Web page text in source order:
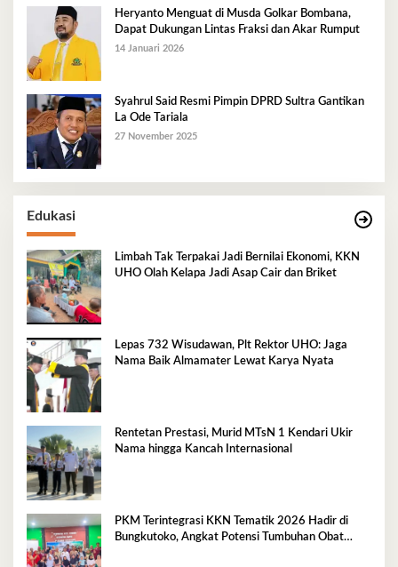
Heryanto Menguat di Musda Golkar Bombana,
Dapat Dukungan Lintas Fraksi dan Akar Rumput
14 Januari 2026
Syahrul Said Resmi Pimpin DPRD Sultra Gantikan
La Ode Tariala
27 November 2025
Edukasi
Limbah Tak Terpakai Jadi Bernilai Ekonomi, KKN
UHO Olah Kelapa Jadi Asap Cair dan Briket
Lepas 732 Wisudawan, Plt Rektor UHO: Jaga
Nama Baik Almamater Lewat Karya Nyata
Rentetan Prestasi, Murid MTsN 1 Kendari Ukir
Nama hingga Kancah Internasional
PKM Terintegrasi KKN Tematik 2026 Hadir di
Bungkutoko, Angkat Potensi Tumbuhan Obat